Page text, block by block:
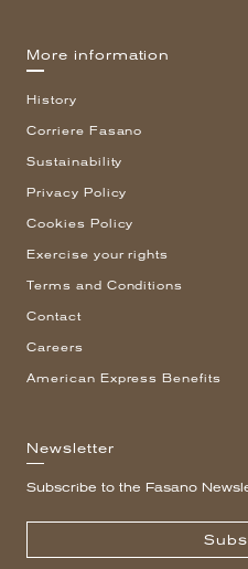
More information
History
Corriere Fasano
Sustainability
Privacy Policy
Cookies Policy
Exercise your rights
Terms and Conditions
Contact
Careers
American Express Benefits
Newsletter
Subscribe to the Fasano